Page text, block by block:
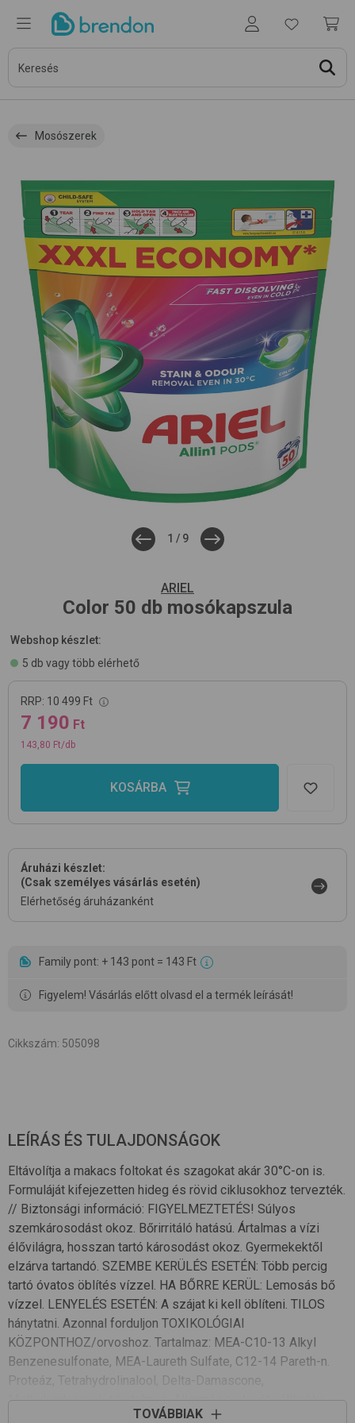
Mosószerek
1 / 9
ARIEL
Color 50 db mosókapszula
Webshop készlet:
5 db vagy több elérhető
RRP: 10 499 Ft
7 190 Ft
143,80 Ft/db
KOSÁRBA
Áruházi készlet:
(Csak személyes vásárlás esetén)
Elérhetőség áruházanként
Family pont: + 143 pont = 143 Ft
Figyelem! Vásárlás előtt olvasd el a termék leírását!
Cikkszám: 505098
LEÍRÁS ÉS TULAJDONSÁGOK
Eltávolítja a makacs foltokat és szagokat akár 30°C-on is.
Formuláját kifejezetten hideg és rövid ciklusokhoz tervezték.
// Biztonsági információ: FIGYELMEZTETÉS! Súlyos
szemkárosodást okoz. Bőrirritáló hatású. Ártalmas a vízi
élővilágra, hosszan tartó károsodást okoz. Gyermekektől
elzárva tartandó. SZEMBE KERÜLÉS ESETÉN: Több percig
tartó óvatos öblítés vízzel. HA BŐRRE KERÜL: Lemosás bő
vízzel. LENYELÉS ESETÉN: A szájat ki kell öblíteni. TILOS
hánytatni. Azonnal forduljon TOXIKOLÓGIAI
KÖZPONTHOZ/orvoshoz. Tartalmaz: MEA-C10-13 Alkyl
Benzenesulfonate, MEA-Laureth Sulfate, C12-14 Pareth-n.
Proteáz, Tetrahydrolinalool, Delta-Damascone,
Methylundecanal -t tartalmaz. Allergiás reakciót válthat ki.
ÖSSZETÉTEL: >30% Anionos Felületaktív Anyagok, 5-15%
TOVÁBBIAK